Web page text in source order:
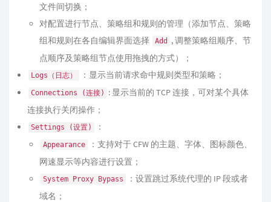
文件间切换；
对配置进行节点、策略组和规则的管理（添加节点、策略
组和规则在各自编辑界面选择
Add
, 调整策略组顺序、节
点顺序及策略组节点使用拖拽的方式）；
Logs（日志） ：显示当前请求命中规则类型和策略；
Connections (连接)
: 显示当前的 TCP 连接，可对某个具体
连接执行关闭操作；
Settings (设置) ：
Appearance
：支持对于 CFW 的主题、字体、图标颜色、
网速显示等内容进行设置；
System Proxy Bypass
：设置跳过系统代理的 IP 段或者
域名；